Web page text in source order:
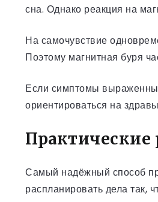
сна. Однако реакция на
На самочувствие
Поэтому магнитная буря
Если симптомы
ориентироваться на
Практические
Самый надёжный способ
распланировать дела так,